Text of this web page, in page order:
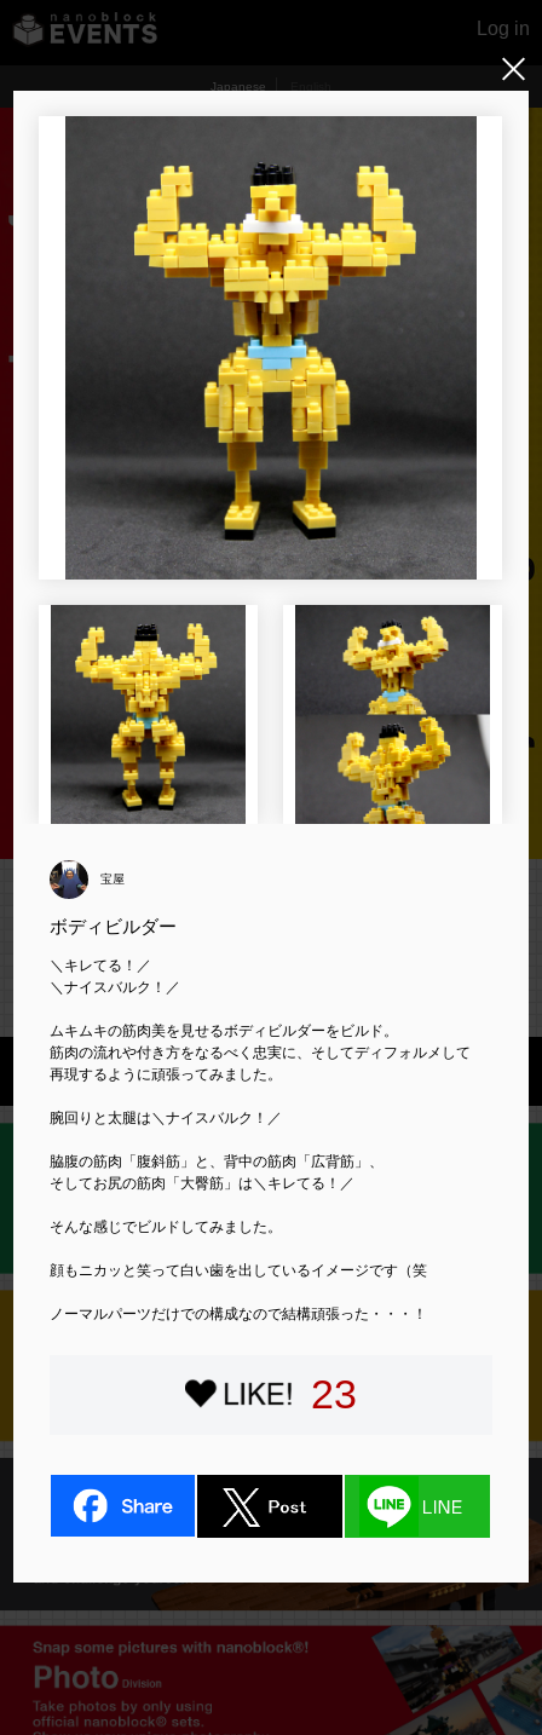
Log in
Japanese
宝屋
ボディビルダー
＼キレてる！／
＼ナイスバルク！／
ムキムキの筋肉美を見せるボディビルダーをビルド。
筋肉の流れや付き方をなるべく忠実に、そしてディフォルメして
再現するように頑張ってみました。
腕回りと太腿は＼ナイスバルク！／
脇腹の筋肉「腹斜筋」と、背中の筋肉「広背筋」、
そしてお尻の筋肉「大臀筋」は＼キレてる！／
そんな感じでビルドしてみました。
顔もニカッと笑って白い歯を出しているイメージです（笑
ノーマルパーツだけでの構成なので結構頑張った・・・！
23